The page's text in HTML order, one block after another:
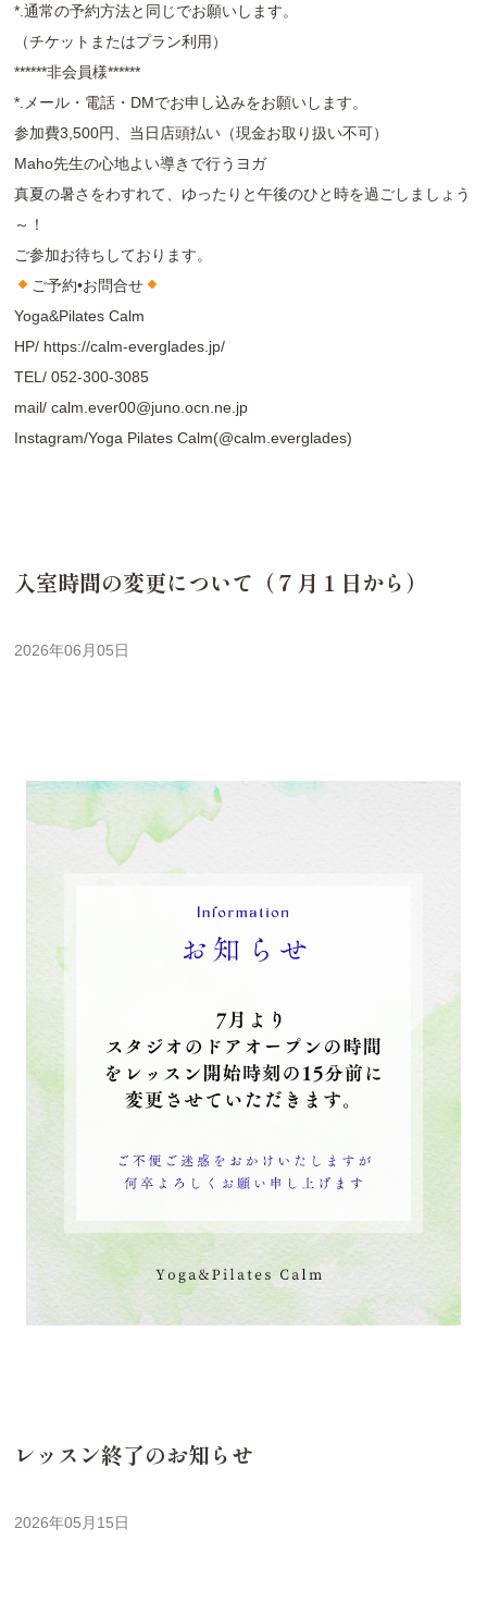
*.通常の予約方法と同じでお願いします。
（チケットまたはプラン利用）
******非会員様******
*.メール・電話・DMでお申し込みをお願いします。
参加費3,500円、当日店頭払い（現金お取り扱い不可）
Maho先生の心地よい導きで行うヨガ
真夏の暑さをわすれて、ゆったりと午後のひと時を過ごしましょう
～！
ご参加お待ちしております。
ご予約•お問合せ
Yoga&Pilates Calm
HP/ https://calm-everglades.jp/
TEL/052-300-3085
mail/calm.ever00@juno.ocn.ne.jp
Instagram/Yoga Pilates Calm(@calm.everglades)
入室時間の変更について（７月１日から）
2026年06月05日
レッスン終了のお知らせ
2026年05月15日